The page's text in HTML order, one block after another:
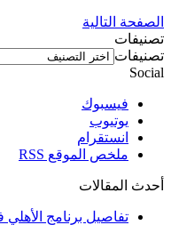
الصفحة التالية
تصنيفات
تصنيفات
Social
فيسبوك
يوتيوب
انستقرام
ملخص الموقع RSS
أحدث المقالات
تفاصيل برنامج الأهلي